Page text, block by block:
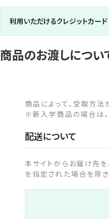
利用いただけるクレジットカード
商品のお渡しについ
商品によって、受取方法
※新入学商品の場合は、
配送について
本サイトからお届け先
を指定された場合を除き